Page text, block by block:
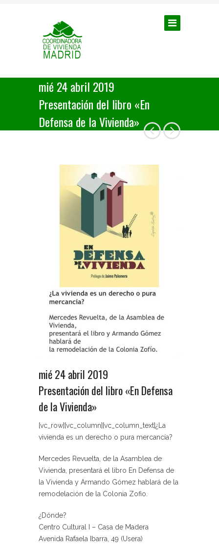
mié 24 abril 2019
Presentación del libro «En
Defensa de la Vivienda»
mié 24 abril 2019
Presentación del libro «En Defensa
de la Vivienda»
[vc_row][vc_column][vc_column_text]¿La
vivienda es un derecho o pura mercancía?
Mercedes Revuelta, de la Asamblea de
Vivienda, presentará el libro En Defensa de
la Vivienda y Armando Gómez hablará de la
remodelación de la Colonia Zofio.
¿Dónde?
Centro Cultural I – Casa de Madera
Avenida Rafaela Ibarra, 49 (Usera)